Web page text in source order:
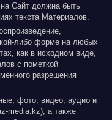
Сайт должна быть
текста Материалов.
либо форме на любых
как в исходном виде,
с пометкой
разрешения
фото, видео, аудио и
media.kz), а также